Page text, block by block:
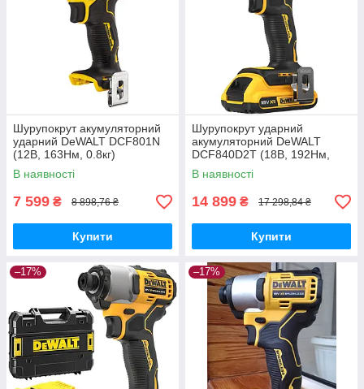
Шурупокрут акумуляторний
ударний DeWALT DCF801N
(12В, 163Нм, 0.8кг)
В наявності
7 599 ₴ 8 898,76 ₴
Купити
Шурупокрут ударний
акумуляторний DeWALT
DCF840D2T (18В, 192Нм,
0.88кг, ЗП +АКБ 2 Аг х2шт)
В наявності
14 899 ₴ 17 298,84 ₴
Купити
–17% –17%